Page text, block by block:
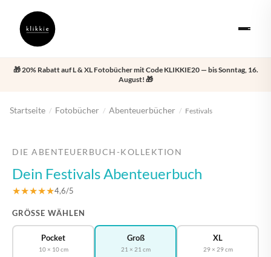
🎁 20% Rabatt auf L & XL Fotobücher mit Code KLIKKIE20 — bis Sonntag, 16.
August! 🎁
Startseite / Fotobücher / Abenteuerbücher / Festivals
DIE ABENTEUERBUCH-KOLLEKTION
Dein Festivals Abenteuerbuch
★★★★★4,6/5
GRÖSSE WÄHLEN
Pocket
10 × 10 cm
Groß
21 × 21 cm
XL
29 × 29 cm